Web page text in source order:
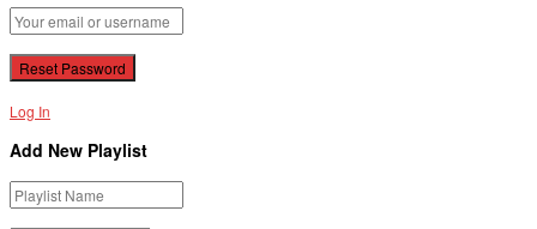
Log In
Add New Playlist